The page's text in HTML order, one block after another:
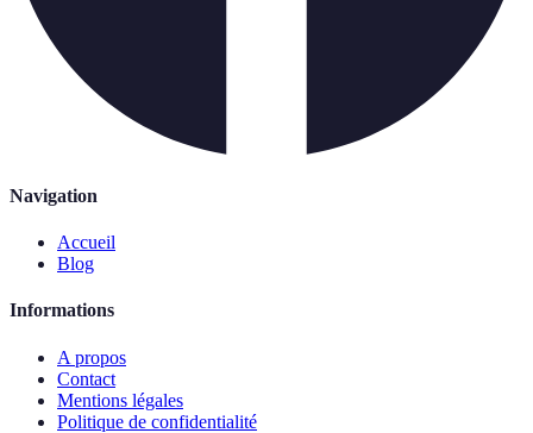
Navigation
Accueil
Blog
Informations
A propos
Contact
Mentions légales
Politique de confidentialité